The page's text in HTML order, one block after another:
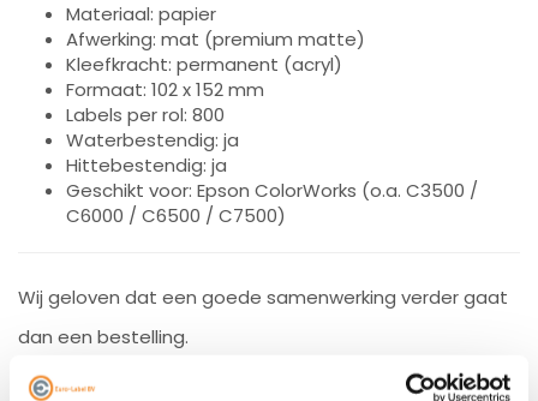
Materiaal: papier
Afwerking: mat (premium matte)
Kleefkracht: permanent (acryl)
Formaat: 102 x 152 mm
Labels per rol: 800
Waterbestendig: ja
Hittebestendig: ja
Geschikt voor: Epson ColorWorks (o.a. C3500 /
C6000 / C6500 / C7500)
Wij geloven dat een goede samenwerking verder gaat
dan een bestelling.